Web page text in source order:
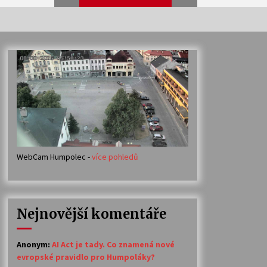
Veselí muzikanti
30. 7. 2026
Votavžatský ploty
23. 7. 2026
14. 7. 2026
30. 6. 2026
WebCam Humpolec -více pohledů
Nejnovější komentáře
Anonym: AI Act je tady. Co znamená nové
evropské pravidlo pro Humpoláky?